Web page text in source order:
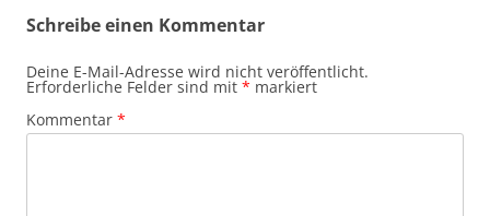
Schreibe einen Kommentar
Deine E-Mail-Adresse wird nicht veröffentlicht.
Erforderliche Felder sind mit * markiert
Kommentar *